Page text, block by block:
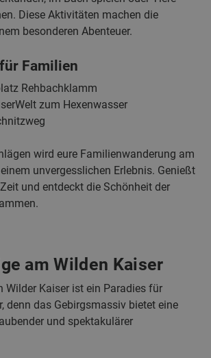
Diese Aktivitäten machen die
besonderen Abenteuer.
Familien
Rehbachklamm
zum Hexenwasser
wird eure Familienwanderung am
unvergesslichen Erlebnis. Genießt
und entdeckt die Schönheit der
am Wilden Kaiser
Wilder Kaiser ist ein Paradies für
denn das Gebirgsmassiv bietet eine
und spektakulärer